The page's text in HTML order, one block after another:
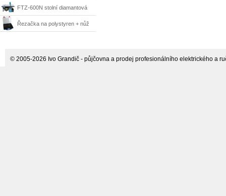
řezačka Kaufmann
FTZ-600N stolní diamantová
řezačka Ferm
Řezačka na polystyren + nůž
© 2005-2026 Ivo Grandič - půjčovna a prodej profesionálního elektrického a